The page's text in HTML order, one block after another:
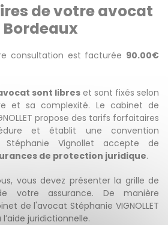
de votre avocat
Bordeaux
consultation est facturée 90.00€
sont libres et sont fixés selon
et sa complexité. Le cabinet de
propose des tarifs forfaitaires
et établit une convention
Stéphanie Vignollet accepte de
de protection juridique.
vous devez présenter la grille de
votre assurance. De manière
de l'avocat Stéphanie VIGNOLLET
juridictionnelle.